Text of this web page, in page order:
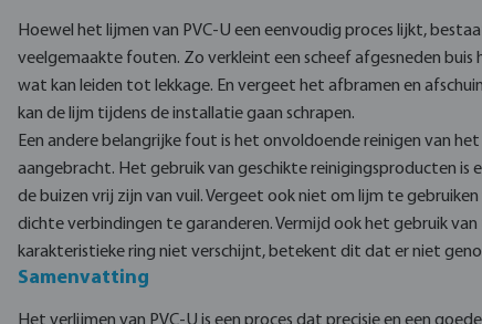
Hoewel het lijmen van PVC-U een eenvoudig proces lijkt,
veelgemaakte fouten. Zo verkleint een scheef afgesneden buis
wat kan leiden tot lekkage. En vergeet het afbramen en
kan de lijm tijdens de installatie gaan schrapen.
Een andere belangrijke fout is het onvoldoende reinigen van
aangebracht. Het gebruik van geschikte reinigingsproducten is
de buizen vrij zijn van vuil. Vergeet ook niet om lijm te
dichte verbindingen te garanderen. Vermijd ook het gebruik van
karakteristieke ring niet verschijnt, betekent dit dat er niet
Samenvatting